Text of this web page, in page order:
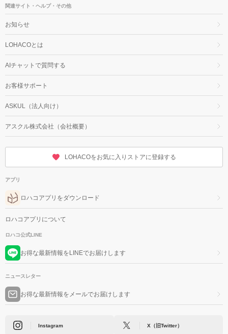
関連サイト・ヘルプ・その他
お知らせ
LOHACOとは
AIチャットで質問する
お客様サポート
ASKUL（法人向け）
アスクル株式会社（会社概要）
LOHACOをお気に入りストアに登録する
アプリ
ロハコアプリをダウンロード
ロハコアプリについて
ロハコ公式LINE
お得な最新情報をLINEでお届けします
ニュースレター
お得な最新情報をメールでお届けします
Instagram X（旧Twitter）